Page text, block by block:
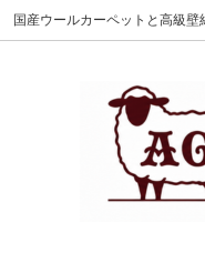
国産ウールカーペットと高級
MAISON
ウィルトン
施工用ウール
AGI KANSAI